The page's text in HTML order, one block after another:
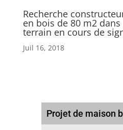
Recherche
en bois de 80 m2 dans
terrain en cours de
Juil 16, 2018
Projet de maison